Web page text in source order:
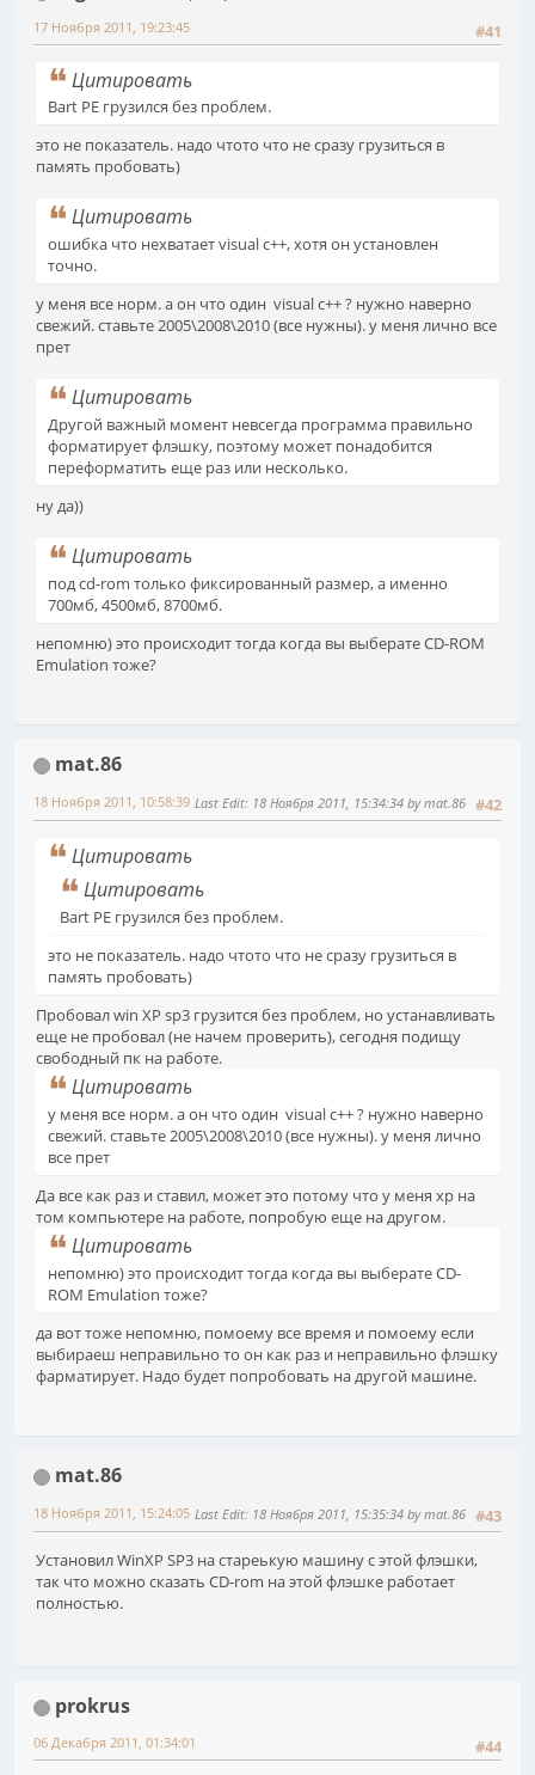
#41
17 Ноября 2011, 19:23:45
Цитировать
Bart PE грузился без проблем.
это не показатель. надо чтото что не сразу грузиться в
память пробовать)
Цитировать
ошибка что нехватает visual c++, хотя он установлен
точно.
у меня все норм. а он что один visual c++ ? нужно наверно
свежий. ставьте 2005\2008\2010 (все нужны). у меня лично все
прет
Цитировать
Другой важный момент невсегда программа правильно
форматирует флэшку, поэтому может понадобится
переформатить еще раз или несколько.
ну да))
Цитировать
под cd-rom только фиксированный размер, а именно
700мб, 4500мб, 8700мб.
непомню) это происходит тогда когда вы выберате CD-ROM
Emulation тоже?
mat.86
#42
18 Ноября 2011, 10:58:39 Last Edit: 18 Ноября 2011, 15:34:34 by mat.86
Цитировать
Цитировать
Bart PE грузился без проблем.
это не показатель. надо чтото что не сразу грузиться в
память пробовать)
Пробовал win XP sp3 грузится без проблем, но устанавливать
еще не пробовал (не начем проверить), сегодня подищу
свободный пк на работе.
Цитировать
у меня все норм. а он что один visual c++ ? нужно наверно
свежий. ставьте 2005\2008\2010 (все нужны). у меня лично
все прет
Да все как раз и ставил, может это потому что у меня xp на
том компьютере на работе, попробую еще на другом.
Цитировать
непомню) это происходит тогда когда вы выберате CD-
ROM Emulation тоже?
да вот тоже непомню, помоему все время и помоему если
выбираеш неправильно то он как раз и неправильно флэшку
фарматирует. Надо будет попробовать на другой машине.
mat.86
#43
18 Ноября 2011, 15:24:05 Last Edit: 18 Ноября 2011, 15:35:34 by mat.86
Установил WinXP SP3 на стареькую машину с этой флэшки,
так что можно сказать CD-rom на этой флэшке работает
полностью.
prokrus
#44
06 Декабря 2011, 01:34:01